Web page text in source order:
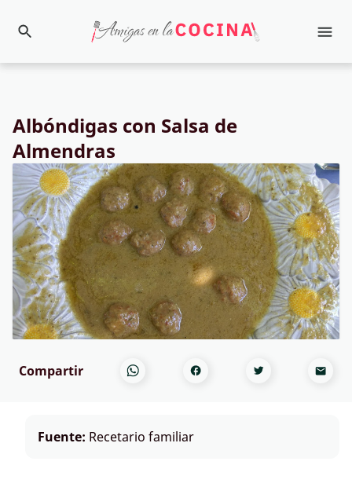
Albóndigas con Salsa de
Almendras
Compartir
Fuente: Recetario familiar